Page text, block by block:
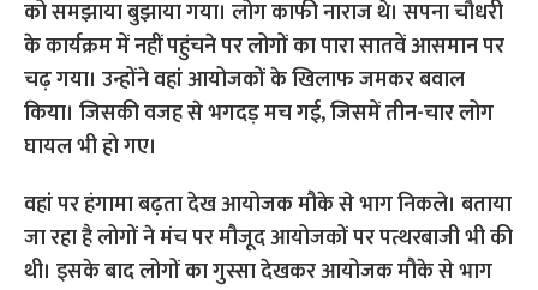
को समझाया बुझाया गया। लोग काफी नाराज थे। सपना चौधरी
के कार्यक्रम में नहीं पहुंचने पर लोगों का पारा सातवें आसमान पर
चढ़ गया। उन्होंने वहां आयोजकों के खिलाफ जमकर बवाल
किया। जिसकी वजह से भगदड़ मच गई, जिसमें तीन-चार लोग
घायल भी हो गए।
वहां पर हंगामा बढ़ता देख आयोजक मौके से भाग निकले। बताया
जा रहा है लोगों ने मंच पर मौजूद आयोजकों पर पत्थरबाजी भी की
थी। इसके बाद लोगों का गुस्सा देखकर आयोजक मौके से भाग